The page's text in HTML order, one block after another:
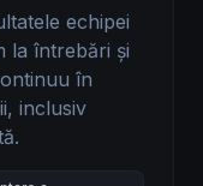
echipei
la întrebări și
în
inclusiv